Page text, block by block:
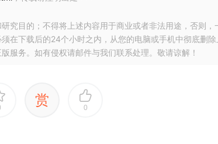
究目的；不得将上述内容用于商业或者非法用途，否则，
在下载后的24个小时之内，从您的电脑或手机中彻底删
服务。如有侵权请邮件与我们联系处理。敬请谅解！
赏 0